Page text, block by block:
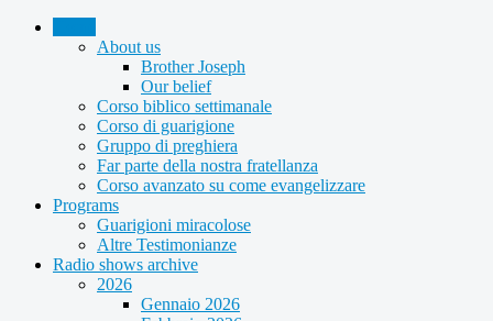
About us
Brother Joseph
Our belief
Corso biblico settimanale
Corso di guarigione
Gruppo di preghiera
Far parte della nostra fratellanza
Corso avanzato su come evangelizzare
Programs
Guarigioni miracolose
Altre Testimonianze
Radio shows archive
2026
Gennaio 2026